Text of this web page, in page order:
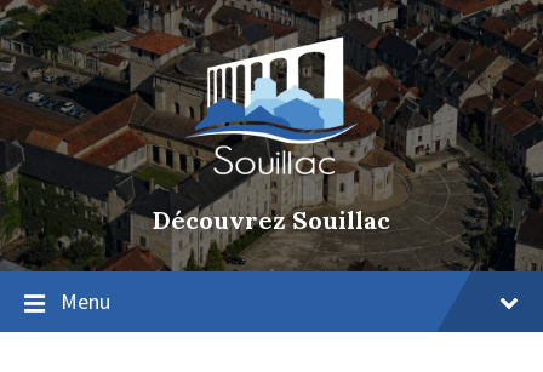
Découvrez Souillac
Menu